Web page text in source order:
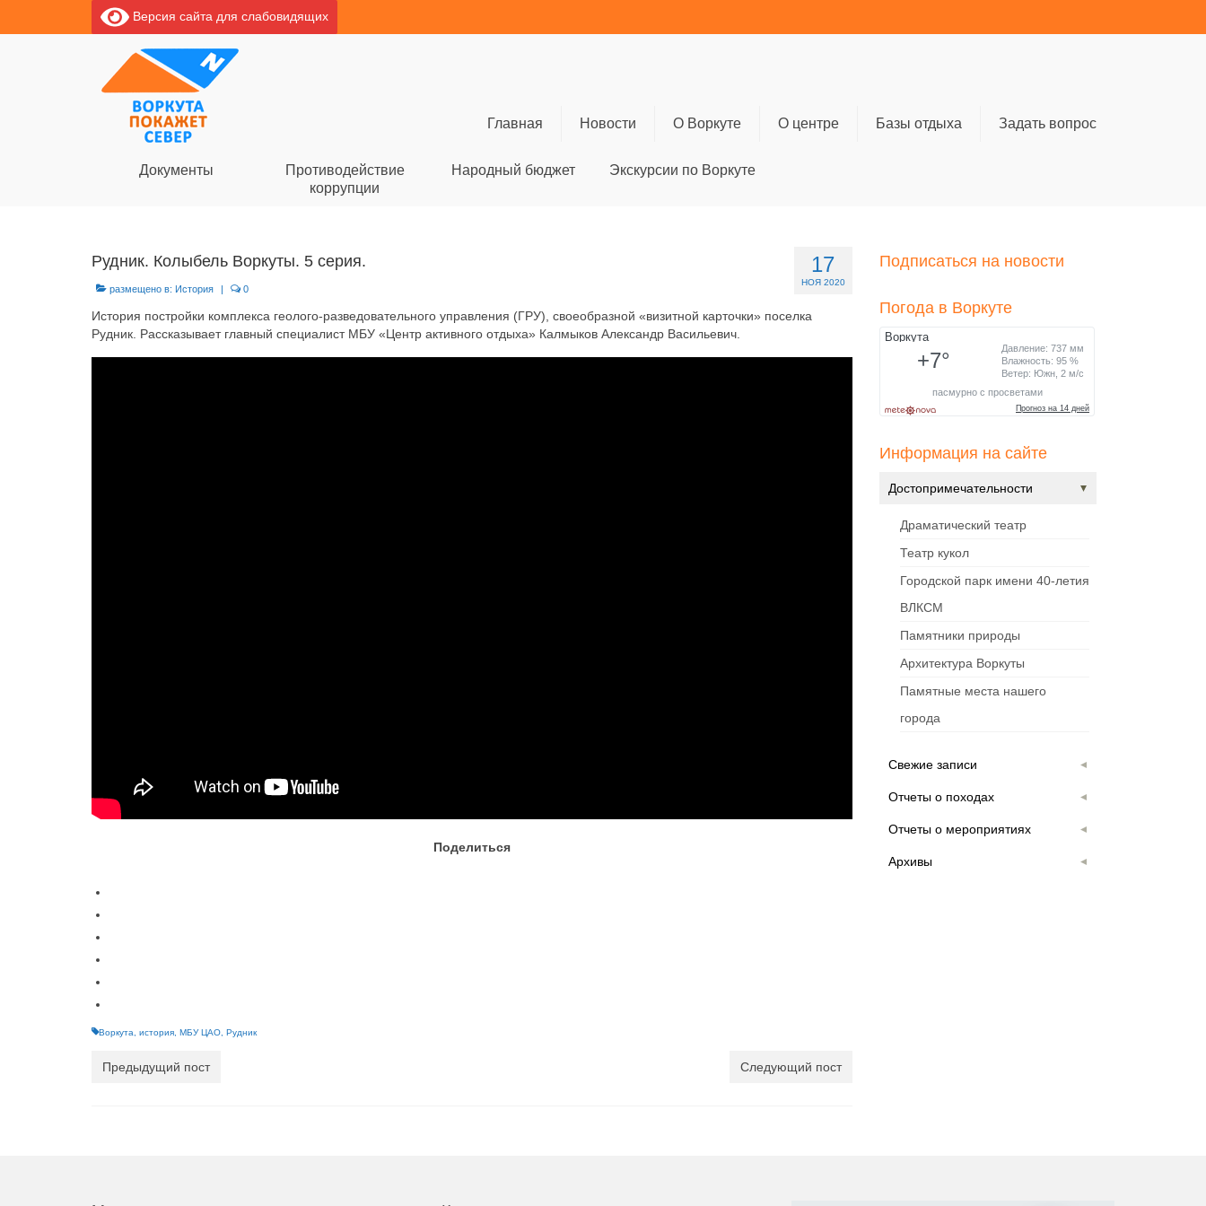
Версия сайта для слабовидящих
Главная Новости О Воркуте О центре Базы отдыха Задать вопрос
Документы
Противодействие
коррупции
Народный бюджет Экскурсии по Воркуте
17
НОЯ 2020
Рудник. Колыбель Воркуты. 5 серия.
размещено в: История | 0
История постройки комплекса геолого-разведовательного управления (ГРУ), своеобразной «визитной карточки» поселка
Рудник. Рассказывает главный специалист МБУ «Центр активного отдыха» Калмыков Александр Васильевич.
Поделиться
Воркута история МБУ ЦАО Рудник
Предыдущий пост Следующий пост
Подписаться на новости
Погода в Воркуте
Информация на сайте
Достопримечательности
Драматический театр
Театр кукол
Городской парк имени 40-летия
ВЛКСМ
Памятники природы
Архитектура Воркуты
Памятные места нашего
города
Свежие записи
Отчеты о походах
Отчеты о мероприятиях
Архивы